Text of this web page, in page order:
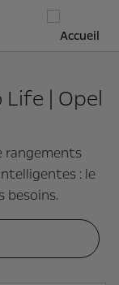
| Opel
rangements
: le
besoins.